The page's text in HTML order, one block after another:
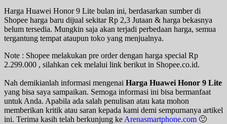
Harga Huawei Honor 9 Lite bulan ini, berdasarkan sumber di
Shopee harga baru dijual sekitar Rp 2,3 Jutaan & harga bekasnya
belum tersedia. Mungkin saja akan terjadi perbedaan harga, semua
tergantung tempat ataupun toko yang menjualnya.
Note : Shopee melakukan pre order dengan harga special Rp
2.299.000 , silahkan cek melalui link berikut in Shopee.co.id.
Nah demikianlah informasi mengenai Harga Huawei Honor 9 Lite
yang bisa saya sampaikan. Semoga informasi ini bisa bermanfaat
untuk Anda. Apabila ada salah penulisan atau kata mohon
memberikan kritik atau saran kepada kami demi sempurnanya artikel
ini. Terima kasih telah berkunjung ke Arenasmartphone.com 🙂